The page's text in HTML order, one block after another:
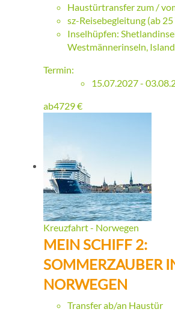
Haustürtransfer zum /
sz-Reisebegleitung (ab
Inselhüpfen:
Westmännerinseln, Island
Termin:
15.07.2027 -
ab4729€
Kreuzfahrt - Norwegen
MEIN SCHIFF 2:
SOMMERZAUBER
NORWEGEN
Transfer ab/an Haustür